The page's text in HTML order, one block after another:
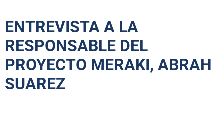
ENTREVISTA A LA
RESPONSABLE DEL
PROYECTO MERAKI, ABRAH
SUAREZ